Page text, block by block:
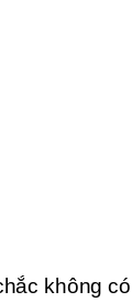
không có